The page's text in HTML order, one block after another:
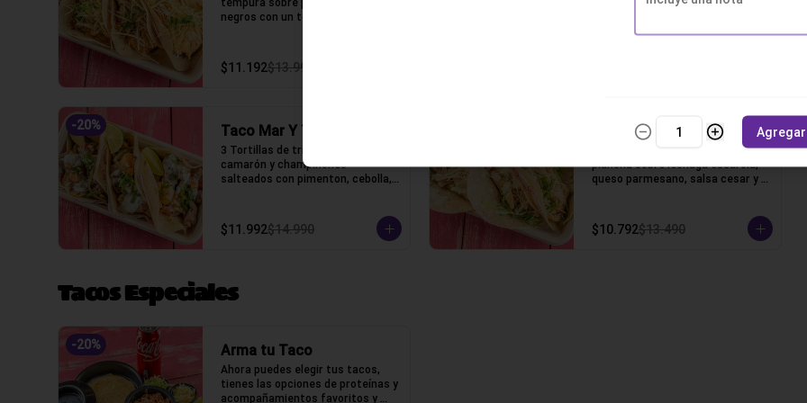
negros con un toque de mayo
$11.192$13.990
toque de cilantro.
-20% Taco Mar Y Tierra
3 Tortillas de trigo, Lomo,
camarón y champiñones
salteados con pimenton, cebolla,
$11.992$14.990
Taco Pollo Cesar
3 Tortillas de trigo, pollo a la
plancha sobre lechuga escarola,
queso parmesano, salsa cesar y
$10.792$13.490
Tacos Especiales
-20% Arma tu Taco
Ahora puedes elegir tus tacos,
tienes las opciones de proteínas y
acompañamientos favoritos y
Agregar